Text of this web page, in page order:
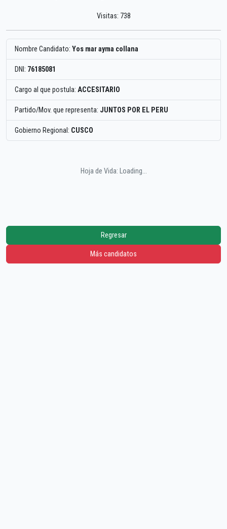
Visitas: 738
Nombre Candidato: Yos mar ayma collana
DNI: 76185081
Cargo al que postula: ACCESITARIO
Partido/Mov. que representa: JUNTOS POR EL PERU
Gobierno Regional: CUSCO
Hoja de Vida: Loading...
Regresar
Más candidatos